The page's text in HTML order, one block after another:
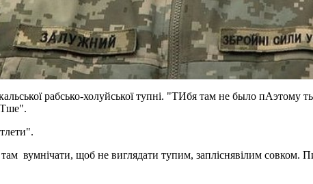
рабсько-холуйської тупні. "ТИбя там не было
вумнічати, щоб не виглядати тупим, запліснявілим совком.